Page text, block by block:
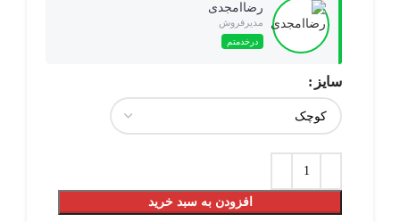
رضاامجدی
مدیرفروش
درخدمتم
سایز
افزودن به سبد خرید